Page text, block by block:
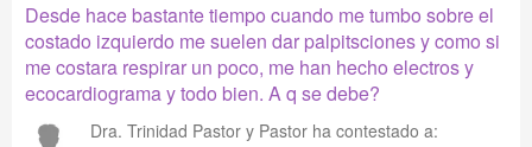
Desde hace bastante tiempo cuando me tumbo sobre el
costado izquierdo me suelen dar palpitsciones y como si
me costara respirar un poco, me han hecho electros y
ecocardiograma y todo bien. A q se debe?
Dra. Trinidad Pastor y Pastor ha contestado a: